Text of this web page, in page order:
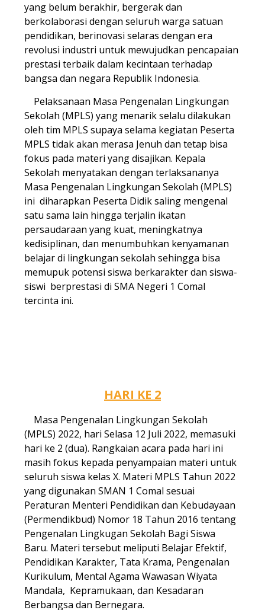
yang belum berakhir, bergerak dan
berkolaborasi dengan seluruh warga satuan
pendidikan, berinovasi selaras dengan era
revolusi industri untuk mewujudkan pencapaian
prestasi terbaik dalam kecintaan terhadap
bangsa dan negara Republik Indonesia.
Pelaksanaan Masa Pengenalan Lingkungan
Sekolah (MPLS) yang menarik selalu dilakukan
oleh tim MPLS supaya selama kegiatan Peserta
MPLS tidak akan merasa Jenuh dan tetap bisa
fokus pada materi yang disajikan. Kepala
Sekolah menyatakan dengan terlaksananya
Masa Pengenalan Lingkungan Sekolah (MPLS)
ini diharapkan Peserta Didik saling mengenal
satu sama lain hingga terjalin ikatan
persaudaraan yang kuat, meningkatnya
kedisiplinan, dan menumbuhkan kenyamanan
belajar di lingkungan sekolah sehingga bisa
memupuk potensi siswa berkarakter dan siswa-
siswi berprestasi di SMA Negeri 1 Comal
tercinta ini.
HARI KE 2
Masa Pengenalan Lingkungan Sekolah
(MPLS) 2022, hari Selasa 12 Juli 2022, memasuki
hari ke 2 (dua). Rangkaian acara pada hari ini
masih fokus kepada penyampaian materi untuk
seluruh siswa kelas X. Materi MPLS Tahun 2022
yang digunakan SMAN 1 Comal sesuai
Peraturan Menteri Pendidikan dan Kebudayaan
(Permendikbud) Nomor 18 Tahun 2016 tentang
Pengenalan Lingkugan Sekolah Bagi Siswa
Baru. Materi tersebut meliputi Belajar Efektif,
Pendidikan Karakter, Tata Krama, Pengenalan
Kurikulum, Mental Agama Wawasan Wiyata
Mandala, Kepramukaan, dan Kesadaran
Berbangsa dan Bernegara.